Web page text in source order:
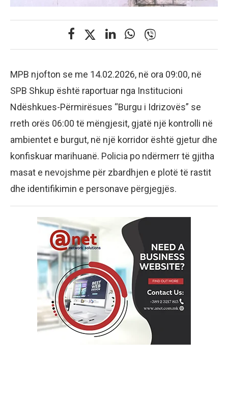
MPB njofton se me 14.02.2026, në ora 09:00, në
SPB Shkup është raportuar nga Institucioni
Ndëshkues-Përmirësues “Burgu i Idrizovës” se
rreth orës 06:00 të mëngjesit, gjatë një kontrolli në
ambientet e burgut, në një korridor është gjetur dhe
konfiskuar marihuanë. Policia po ndërmerr të gjitha
masat e nevojshme për zbardhjen e plotë të rastit
dhe identifikimin e personave përgjegjës.